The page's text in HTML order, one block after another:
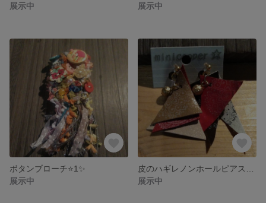
展示中
展示中
ボタンブローチ⭐1✨
展示中
展示中